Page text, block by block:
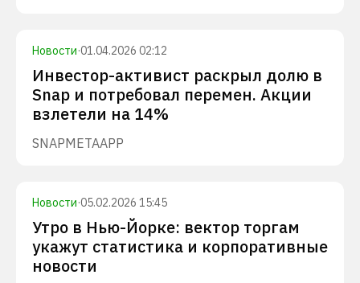
Новости·01.04.2026 02:12
Инвестор-активист раскрыл долю в
Snap и потребовал перемен. Акции
взлетели на 14%
SNAPMETAAPP
Новости·05.02.2026 15:45
Утро в Нью-Йорке: вектор торгам
укажут статистика и корпоративные
новости